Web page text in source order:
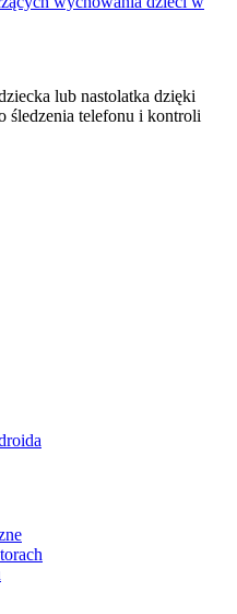
lub nastolatka dzięki
śledzenia telefonu i kontroli